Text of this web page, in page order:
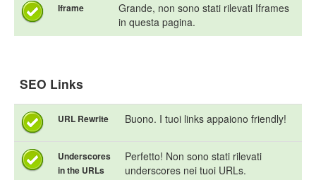
Iframe
Grande, non sono stati rilevati Iframes
in questa pagina.
SEO Links
URL Rewrite Buono. I tuoi links appaiono friendly!
Underscores
in the URLs
Perfetto! Non sono stati rilevati
underscores nei tuoi URLs.